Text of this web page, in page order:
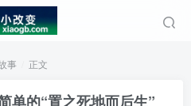
事 正文
单的“置之死地而后生”